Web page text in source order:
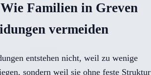
Familien in Greven
vermeiden
entstehen nicht, weil zu wenige
sondern weil sie ohne feste Struktur